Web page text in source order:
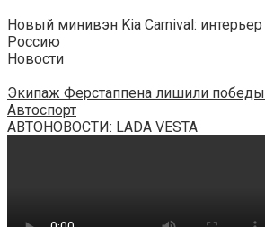
Новый минивэн Kia Carnival:
Россию
Новости
Экипаж Ферстаппена лишили победы
Автоспорт
АВТОНОВОСТИ: LADA VESTA